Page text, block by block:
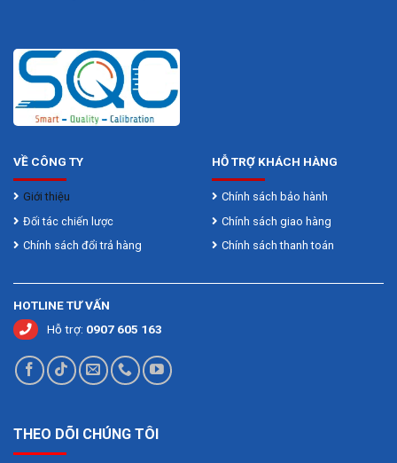
VỀ CÔNG TY
Giới thiệu
Đối tác chiến lược
Chính sách đổi trả hàng
HỖ TRỢ KHÁCH HÀNG
Chính sách bảo hành
Chính sách giao hàng
Chính sách thanh toán
HOTLINE TƯ VẤN
Hỗ trợ: 0907 605 163
THEO DÕI CHÚNG TÔI